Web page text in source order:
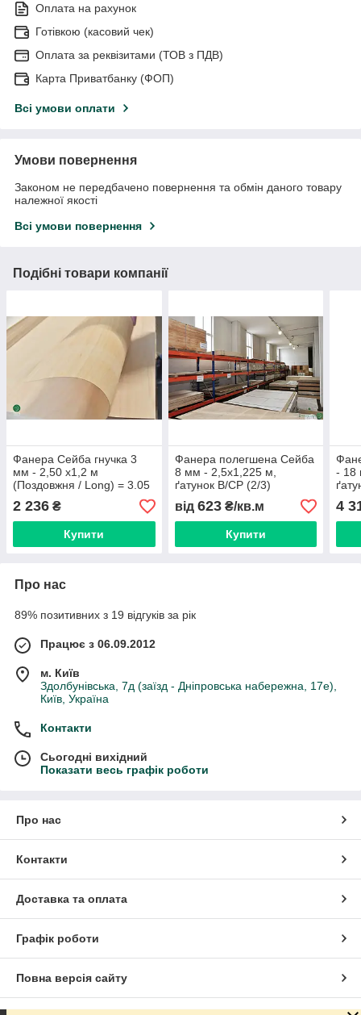
Оплата на рахунок
Готівкою (касовий чек)
Оплата за реквізитами (ТОВ з ПДВ)
Карта Приватбанку (ФОП)
Всі умови оплати
Умови повернення
Законом не передбачено повернення та обмін даного товару
належної якості
Всі умови повернення
Подібні товари компанії
Фанера Сейба гнучка 3
мм - 2,50 x1,2 м
(Поздовжня / Long) = 3.05
2 236 ₴
Купити
Фанера полегшена Сейба
8 мм - 2,5х1,225 м,
ґатунок В/СР (2/3)
від 623₴/кв.м
Купити
- 18
4
Про нас
89% позитивних з 19 відгуків за рік
Працює з 06.09.2012
м. Київ
Здолбунівська, 7д (заїзд - Дніпровська набережна, 17е),
Київ, Україна
Контакти
Сьогодні вихідний
Показати весь графік роботи
Про нас
Контакти
Доставка та оплата
Графік роботи
Повна версія сайту